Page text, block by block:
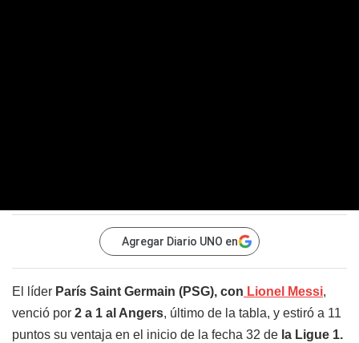
Agregar Diario UNO en
El líder París Saint Germain (PSG), con Lionel Messi,
venció por 2 a 1 al Angers, último de la tabla, y estiró a 11
puntos su ventaja en el inicio de la fecha 32 de la Ligue 1.